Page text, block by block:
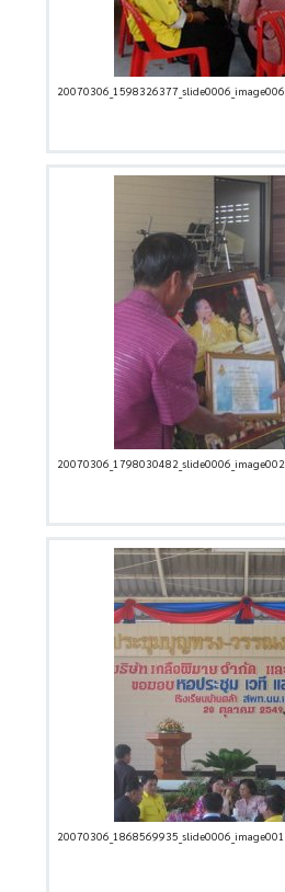
20070306_1598326377_slide0006_image006
20070306_1798030482_slide0006_image002
20070306_1868569935_slide0006_image001